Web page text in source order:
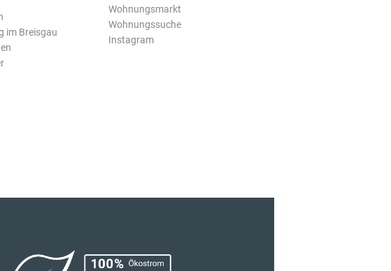
im Breisgau
Wohnungsmarkt
Wohnungssuche
Instagram